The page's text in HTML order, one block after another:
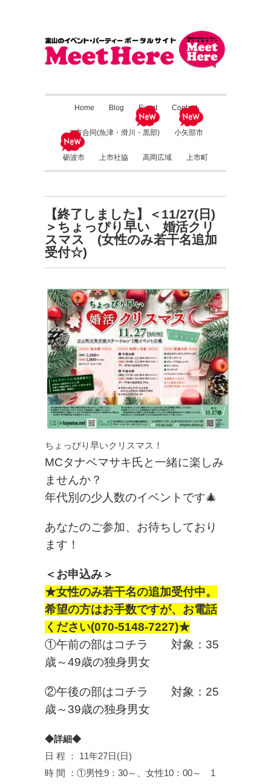
Home Blog Event Contact
３市合同(魚津・滑川・黒部) 小矢部市
砺波市 上市社協 高岡広域 上市町
【終了しました】＜11/27(日)
＞ちょっぴり早い 婚活クリ
スマス (女性のみ若干名追加
受付☆)
ちょっぴり早いクリスマス！
MCタナベマサキ氏と一緒に楽しみ
ませんか？
年代別の少人数のイベントです🎄
あなたのご参加、お待ちしており
ます！
＜お申込み＞
★女性のみ若干名の追加受付中。
希望の方はお手数ですが、お電話
ください(070-5148-7227)★
①午前の部はコチラ 対象：35
歳～49歳の独身男女
②午後の部はコチラ 対象：25
歳～39歳の独身男女
◆詳細◆
日 程 ： 11年27日(日)
時 間 ：①男性9：30～、女性10：00～ 1